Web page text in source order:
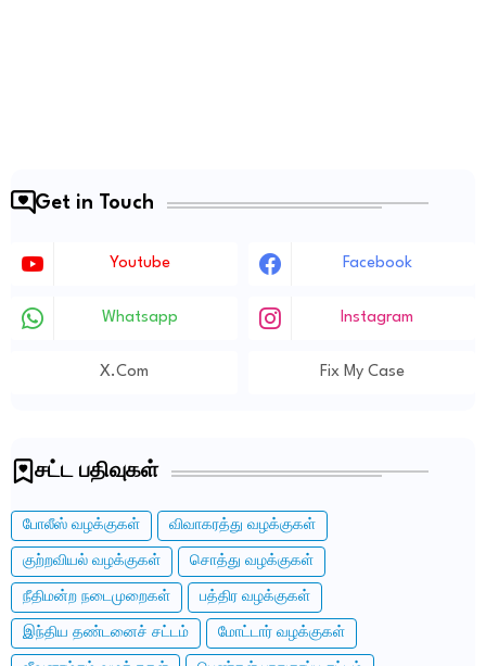
Get in Touch
Youtube Facebook
Whatsapp Instagram
X.com Fix My Case
சட்ட பதிவுகள்
போலீஸ் வழக்குகள் விவாகரத்து வழக்குகள்
குற்றவியல் வழக்குகள் சொத்து வழக்குகள்
நீதிமன்ற நடைமுறைகள் பத்திர வழக்குகள்
இந்திய தண்டனைச் சட்டம் மோட்டார் வழக்குகள்